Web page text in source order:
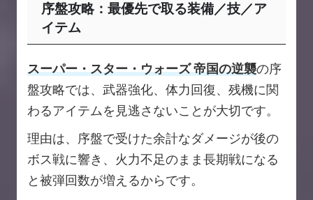
序盤攻略：最優先で取る装備／技／ア
イテム
スーパー・スター・ウォーズ 帝国の逆襲の序
盤攻略では、武器強化、体力回復、残機に関
わるアイテムを見逃さないことが大切です。
理由は、序盤で受けた余計なダメージが後の
ボス戦に響き、火力不足のまま長期戦になる
と被弾回数が増えるからです。